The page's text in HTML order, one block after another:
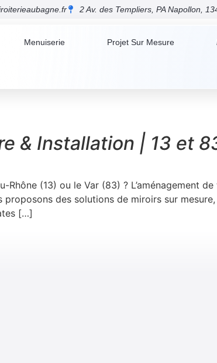
2 Av. des Templiers, PA Napollon,
Menuiserie Projet Sur Mesure
& Installation | 13 et
Rhône (13) ou le Var (83) ? L’aménagement
des solutions de miroirs sur
[…]